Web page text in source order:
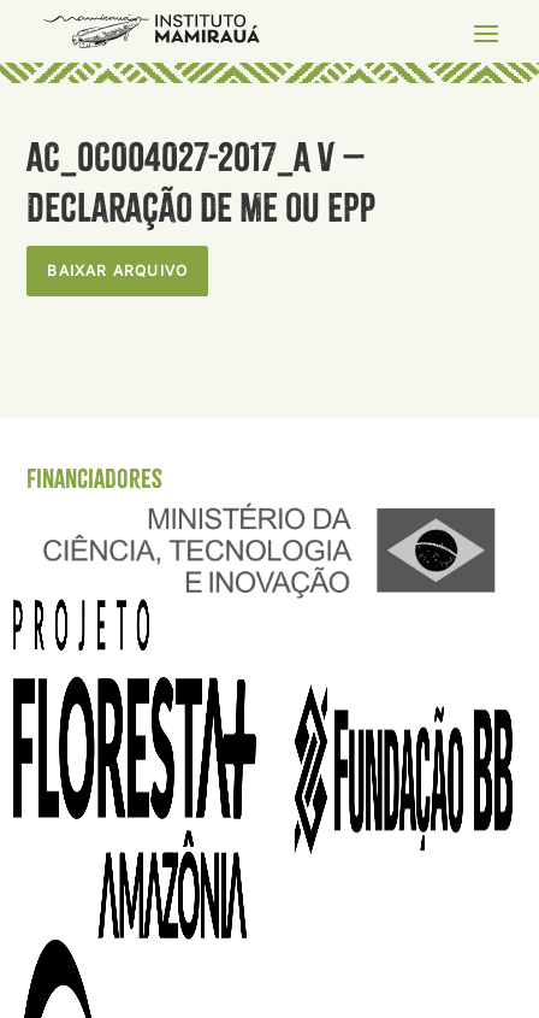
AC_OC004027-2017_A V –
Declaração de ME ou EPP
BAIXAR ARQUIVO
Financiadores